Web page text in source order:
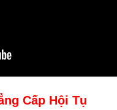
Cấp Hội Tụ